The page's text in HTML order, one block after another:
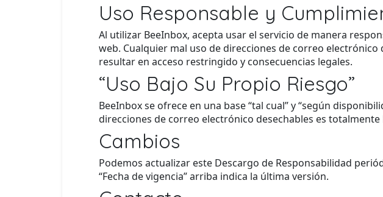
Uso Responsable y
Al utilizar BeeInbox, acepta usar el servicio de manera
web. Cualquier mal uso de direcciones de correo
resultar en acceso restringido y consecuencias legales.
“Uso Bajo Su Propio Riesgo”
BeeInbox se ofrece en una base “tal cual” y “según
direcciones de correo electrónico desechables es
Cambios
Podemos actualizar este Descargo de Responsabilidad
“Fecha de vigencia” arriba indica la última versión.